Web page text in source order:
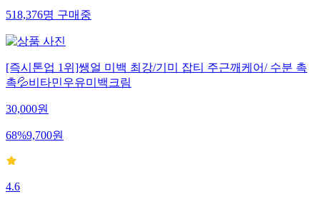
518,376명구매중
[즉시톤업 1위]쌩얼 미백 최강/기미 잡티 주근깨케어/ 수분 촉
촉💦비타민우유미백크림
30,000원
68%9,700원
4.6